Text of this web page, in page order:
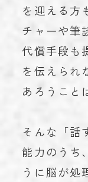
を迎える方
チャーや筆
代償手段も
を伝えられ
あろうこと
そんな「話
能力のうち
うに脳が処